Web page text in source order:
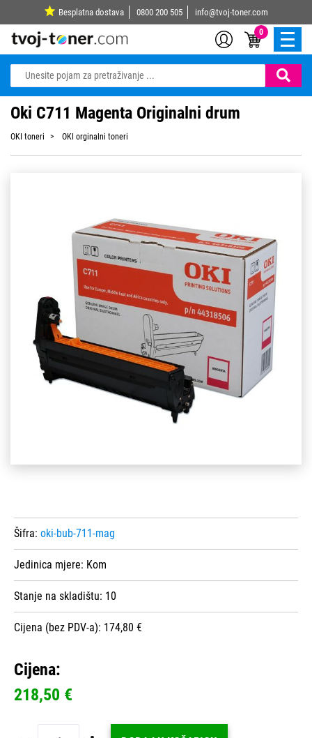
Besplatna dostava 0800 200 505 info@tvoj-toner.com
0
Oki C711 Magenta Originalni drum
OKI toneri OKI orginalni toneri
Šifra: oki-bub-711-mag
Jedinica mjere: Kom
Stanje na skladištu: 10
Cijena (bez PDV-a): 174,80 €
Cijena:
218,50 €